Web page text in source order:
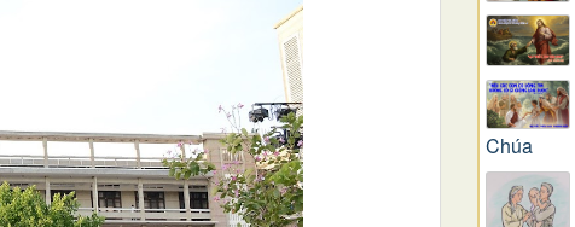
Chúa